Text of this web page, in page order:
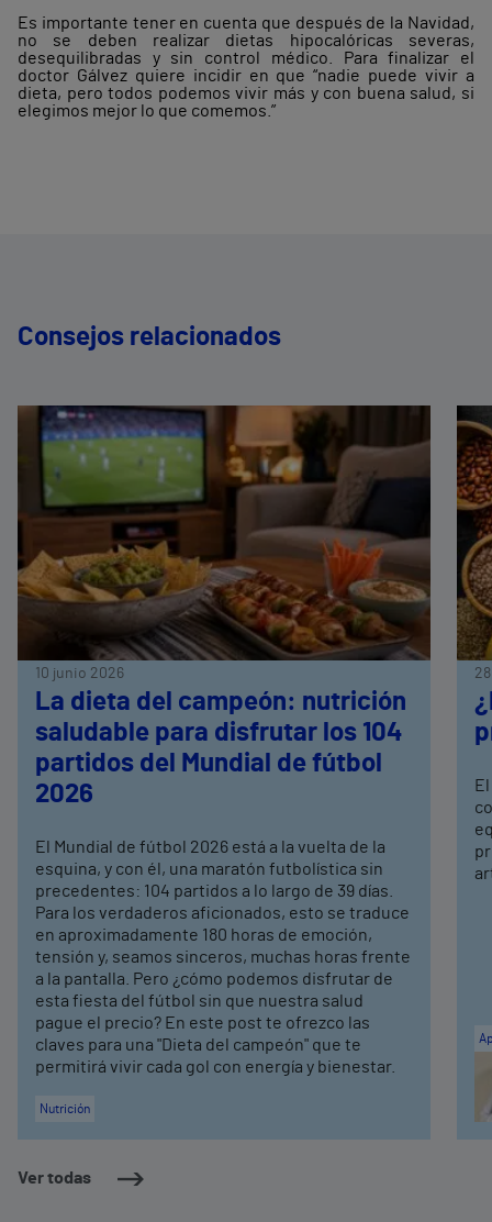
Es importante tener en cuenta que después de la Navidad,
no se deben realizar dietas hipocalóricas severas,
desequilibradas y sin control médico. Para finalizar el
doctor Gálvez quiere incidir en que “nadie puede vivir a
dieta, pero todos podemos vivir más y con buena salud, si
elegimos mejor lo que comemos.”
Consejos relacionados
Ver todas
10 junio 2026
La dieta del campeón: nutrición
saludable para disfrutar los 104
partidos del Mundial de fútbol
2026
El Mundial de fútbol 2026 está a la vuelta de la
esquina, y con él, una maratón futbolística sin
precedentes: 104 partidos a lo largo de 39 días.
Para los verdaderos aficionados, esto se traduce
en aproximadamente 180 horas de emoción,
tensión y, seamos sinceros, muchas horas frente
a la pantalla. Pero ¿cómo podemos disfrutar de
esta fiesta del fútbol sin que nuestra salud
pague el precio? En este post te ofrezco las
claves para una "Dieta del campeón" que te
permitirá vivir cada gol con energía y bienestar.
Nutrición